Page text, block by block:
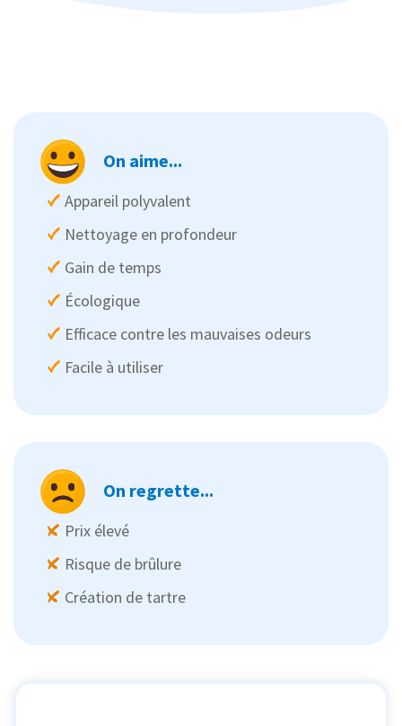
On aime...
Appareil polyvalent
Nettoyage en profondeur
Gain de temps
Écologique
Efficace contre les mauvaises odeurs
Facile à utiliser
On regrette...
Prix élevé
Risque de brûlure
Création de tartre